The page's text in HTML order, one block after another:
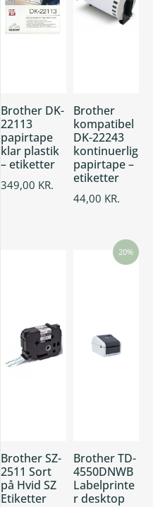
Brother DK-
22113
papirtape
klar plastik
– etiketter
349,00 KR.
Brother
kompatibel
DK-22243
kontinuerlig
papirtape –
etiketter
44,00 KR.
Brother SZ-
2511 Sort
på Hvid SZ
Etiketter
20%
Brother TD-
4550DNWB
Labelprinte
r desktop